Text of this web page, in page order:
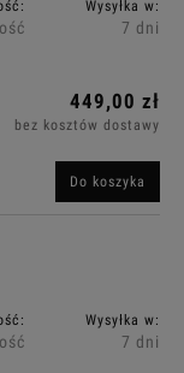
Wysyłka w:
7 dni
449,00 zł
bez kosztów dostawy
Do koszyka
Wysyłka w:
7 dni